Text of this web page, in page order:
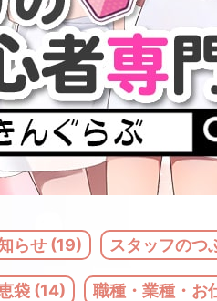
らせ (19) スタッフのつ
袋 (14) 職種・業種・お